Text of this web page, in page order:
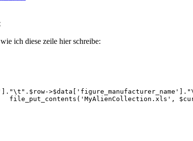
ich diese zeile hier schreibe: